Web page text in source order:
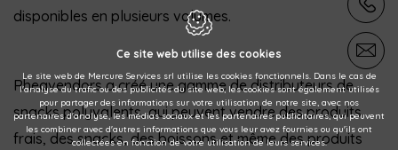
disponibles en plusieurs volumes.
Rheavendors a créé une gamme de distributeurs de
snacks polyvalents, qui peuvent vendre des produits
frais, des snacks, des boissons et même des produits
Ce site web utilise des cookies
Le site web de Mercure Services srl utilise les cookies fonctionnels. Dans le cas de
l'analyse du trafic ou des publicités du site web, les cookies sont également utilisés
pour partager des informations sur votre utilisation de notre site, avec nos
partenaires d'analyse, les médias sociaux et les partenaires publicitaires, qui peuvent
les combiner avec d'autres informations que vous leur avez fournies ou qu'ils ont
collectées en fonction de votre utilisation de leurs services.